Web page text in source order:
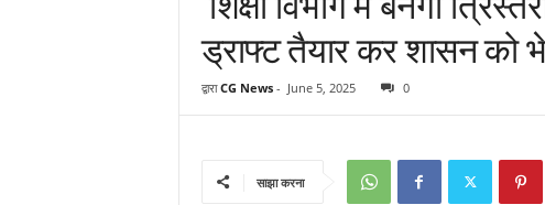
ड्राफ्ट तैयार कर शासन को
द्वारा CG News- June 5, 2025 0
साझा करना